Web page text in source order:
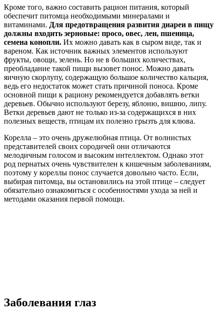
Кроме того, важно составить рацион питания, который
обеспечит питомца необходимыми минералами и
витаминами. Для предотвращения развития диареи в пищу
должны входить зерновые: просо, овес, лен, пшеница,
семена конопли. Их можно давать как в сыром виде, так и
вареном. Как источник важных элементов используют
фрукты, овощи, зелень. Но не в больших количествах,
преобладание такой пищи вызовет понос. Можно давать
яичную скорлупу, содержащую большое количество кальция,
ведь его недостаток может стать причиной поноса. Кроме
основной пищи к рациону рекомендуется добавлять ветки
деревьев. Обычно используют березу, яблоню, вишню, липу.
Ветки деревьев дают не только из-за содержащихся в них
полезных веществ, птицам их полезно грызть для клюва.
Корелла – это очень дружелюбная птица. От волнистых
представителей своих сородичей они отличаются
мелодичным голосом и высоким интеллектом. Однако этот
род пернатых очень чувствителен к кишечным заболеваниям,
поэтому у кореллы понос случается довольно часто. Если,
выбирая питомца, вы остановились на этой птице – следует
обязательно ознакомиться с особенностями ухода за ней и
методами оказания первой помощи.
Заболевания глаз